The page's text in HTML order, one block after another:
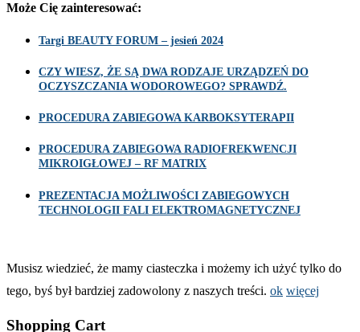
Może Cię zainteresować:
Targi BEAUTY FORUM – jesień 2024
CZY WIESZ, ŻE SĄ DWA RODZAJE URZĄDZEŃ DO
OCZYSZCZANIA WODOROWEGO? SPRAWDŹ.
PROCEDURA ZABIEGOWA KARBOKSYTERAPII
PROCEDURA ZABIEGOWA RADIOFREKWENCJI
MIKROIGŁOWEJ – RF MATRIX
PREZENTACJA MOŻLIWOŚCI ZABIEGOWYCH
TECHNOLOGII FALI ELEKTROMAGNETYCZNEJ
Musisz wiedzieć, że mamy ciasteczka i możemy ich użyć tylko do
tego, byś był bardziej zadowolony z naszych treści. ok więcej
Shopping Cart